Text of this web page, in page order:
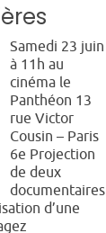
Samedi 23 juin
à 11h au
cinéma le
Panthéon 13
rue Victor
Cousin – Paris
6e Projection
de deux
documentaires
d’une